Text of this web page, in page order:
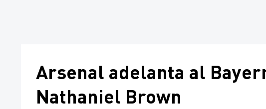
Arsenal adelanta al
Nathaniel Brown